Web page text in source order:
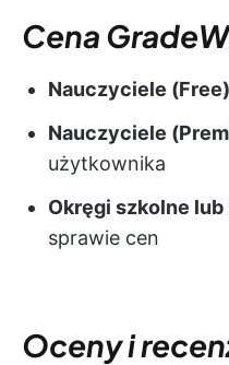
Cena
Nauczyciele
Nauczyciele
użytkownika
Okręgi szkolne
sprawie cen
Oceny i